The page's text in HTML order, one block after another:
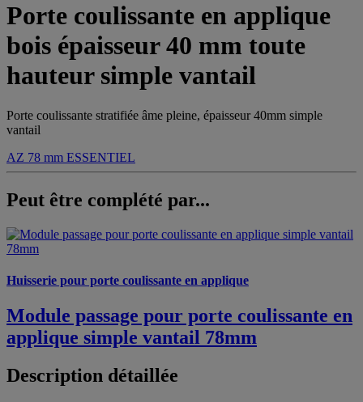
Porte coulissante en applique
bois épaisseur 40 mm toute
hauteur simple vantail
Porte coulissante stratifiée âme pleine, épaisseur 40mm simple
vantail
AZ 78 mm ESSENTIEL
Peut être complété par...
Huisserie pour porte coulissante en applique
Module passage pour porte coulissante en
applique simple vantail 78mm
Description détaillée